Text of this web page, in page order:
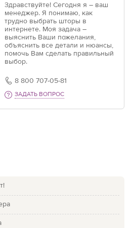
Здравствуйте! Сегодня я – ваш
менеджер. Я понимаю, как
трудно выбрать шторы в
интернете. Моя задача –
выяснить Ваши пожелания,
объяснить все детали и нюансы,
помочь Вам сделать правильный
выбор.
8 800 707-05-81
ЗАДАТЬ ВОПРОС